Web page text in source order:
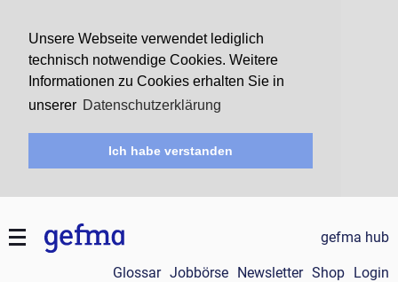
Unsere Webseite verwendet lediglich
technisch notwendige Cookies. Weitere
Informationen zu Cookies erhalten Sie in
unserer Datenschutzerklärung
Ich habe verstanden
gefma hub
Glossar Jobbörse Newsletter Shop Login